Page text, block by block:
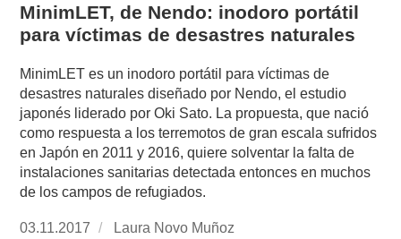
MinimLET, de Nendo: inodoro portátil
para víctimas de desastres naturales
MinimLET es un inodoro portátil para víctimas de
desastres naturales diseñado por Nendo, el estudio
japonés liderado por Oki Sato. La propuesta, que nació
como respuesta a los terremotos de gran escala sufridos
en Japón en 2011 y 2016, quiere solventar la falta de
instalaciones sanitarias detectada entonces en muchos
de los campos de refugiados.
Publicado
03.11.2017
https://www.experimenta.es/author/laura-
Laura Novo Muñoz